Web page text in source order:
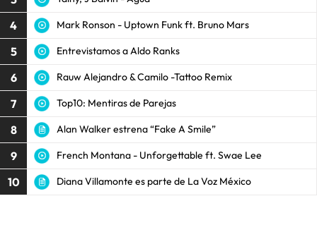
4 Mark Ronson - Uptown Funk ft. Bruno Mars
5 Entrevistamos a Aldo Ranks
6 Rauw Alejandro & Camilo -Tattoo Remix
7 Top10: Mentiras de Parejas
8 Alan Walker estrena “Fake A Smile”
9 French Montana - Unforgettable ft. Swae Lee
10 Diana Villamonte es parte de La Voz México